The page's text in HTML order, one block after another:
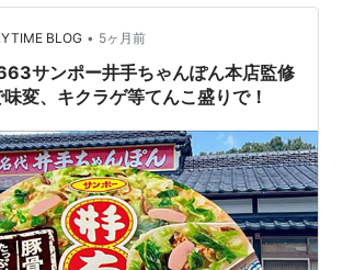
敵な建物。 工場見学は当日、受付で申し
時間ごとに行われるので、あと10分で始
かなと思ったら、もう満員でした。次の
いうので、1時間後の回を…
BLOG • 5ヶ月前
サンポー井手ちゃんぽん本店監修
変、キクラゲ等てんこ盛りで！